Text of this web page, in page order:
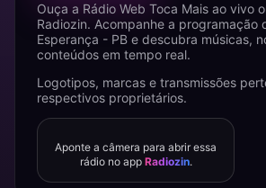
Ouça a Rádio Web Toca Mais ao vivo
Radiozin. Acompanhe a programação
Esperança - PB e descubra músicas,
conteúdos em tempo real.
Logotipos, marcas e transmissões
respectivos proprietários.
Aponte a câmera para abrir essa
rádio no app Radiozin.